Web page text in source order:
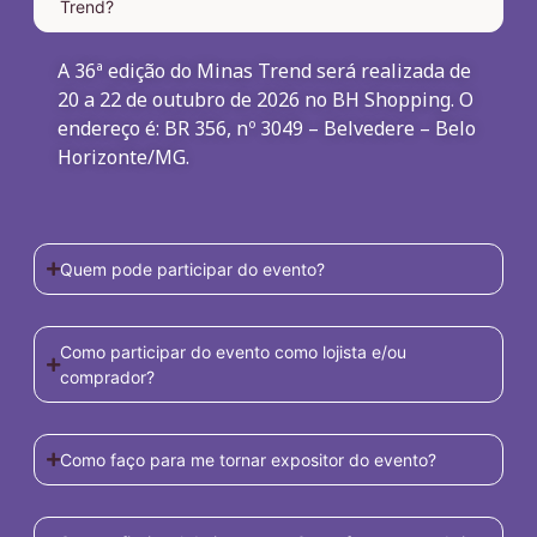
Trend?
A 36ª edição do Minas Trend será realizada de
20 a 22 de outubro de 2026 no BH Shopping. O
endereço é: BR 356, nº 3049 – Belvedere – Belo
Horizonte/MG.
Quem pode participar do evento?
Como participar do evento como lojista e/ou
comprador?
Como faço para me tornar expositor do evento?